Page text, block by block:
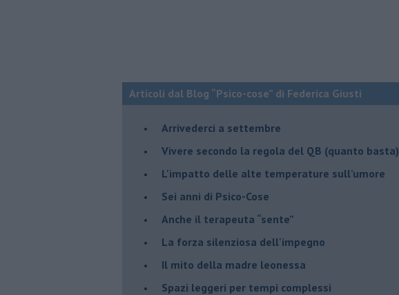
Articoli dal Blog “Psico-cose” di Federica Giusti
​Arrivederci a settembre
​Vivere secondo la regola del QB (quanto basta)
​L'impatto delle alte temperature sull’umore
Sei anni di Psico-Cose
​Anche il terapeuta “sente”
​La forza silenziosa dell'impegno
​Il mito della madre leonessa
Spazi leggeri per tempi complessi